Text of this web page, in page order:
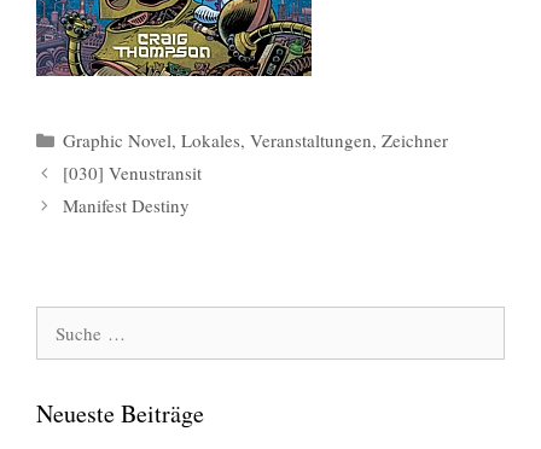
Kategorien
Graphic Novel, Lokales, Veranstaltungen, Zeichner
[030] Venustransit
Manifest Destiny
Neueste Beiträge